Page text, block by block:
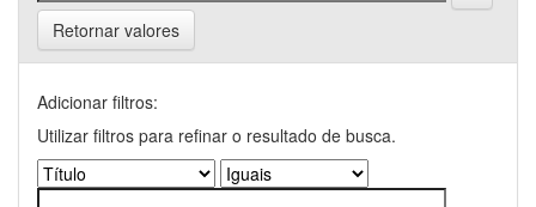
Retornar valores
Adicionar filtros:
Utilizar filtros para refinar o resultado de busca.